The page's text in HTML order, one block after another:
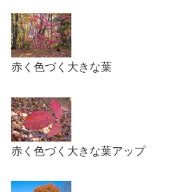
赤く色づく大きな葉
赤く色づく大きな葉アップ